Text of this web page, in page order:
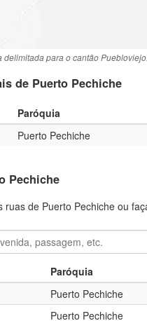
delimitada para o cantão Puebloviejo.
de Puerto Pechiche
Paróquia
Puerto Pechiche
Pechiche
ruas de Puerto Pechiche ou
Paróquia
Puerto Pechiche
Puerto Pechiche